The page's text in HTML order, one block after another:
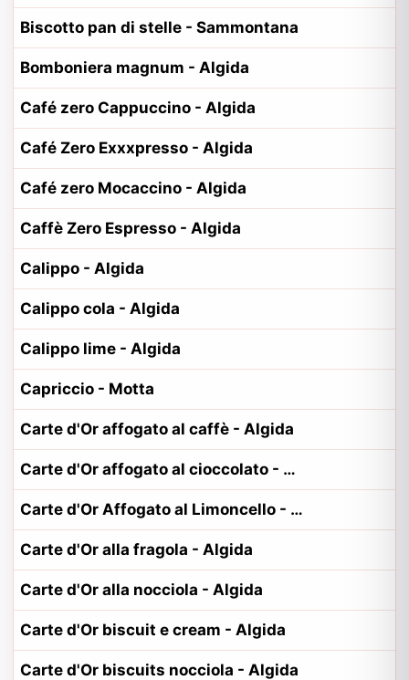
Biscotto pan di stelle - Sammontana
Bomboniera magnum - Algida
Café zero Cappuccino - Algida
Café Zero Exxxpresso - Algida
Café zero Mocaccino - Algida
Caffè Zero Espresso - Algida
Calippo - Algida
Calippo cola - Algida
Calippo lime - Algida
Capriccio - Motta
Carte d'Or affogato al caffè - Algida
Carte d'Or affogato al cioccolato - Algida
Carte d'Or Affogato al Limoncello - Algida
Carte d'Or alla fragola - Algida
Carte d'Or alla nocciola - Algida
Carte d'Or biscuit e cream - Algida
Carte d'Or biscuits nocciola - Algida